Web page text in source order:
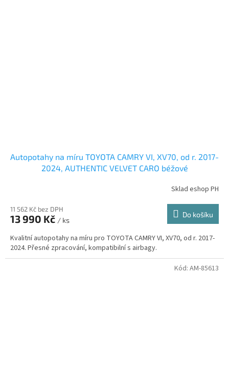
Autopotahy na míru TOYOTA CAMRY VI, XV70, od r. 2017-
2024, AUTHENTIC VELVET CARO béžové
Sklad eshop PH
11 562 Kč bez DPH
13 990 Kč / ks
Do košíku
Kvalitní autopotahy na míru pro TOYOTA CAMRY VI, XV70, od r. 2017-
2024. Přesné zpracování, kompatibilní s airbagy.
Kód: AM-85613